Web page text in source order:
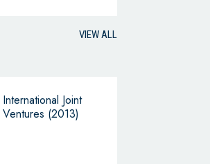
VIEW ALL
International Joint
Ventures (2013)